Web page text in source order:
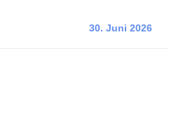
30. Juni 2026